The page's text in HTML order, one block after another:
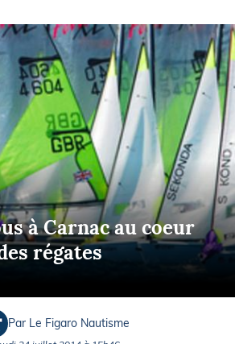
à Carnac au coeur
régates
Par Le Figaro Nautisme